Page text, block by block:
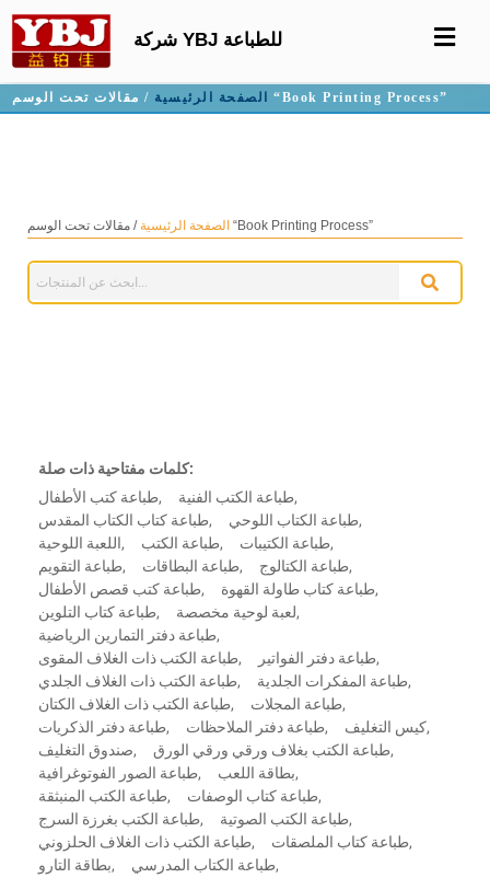
شركة YBJ للطباعة
الصفحة الرئيسية / مقالات تحت الوسم “Book Printing Process”
الصفحة الرئيسية / مقالات تحت الوسم “Book Printing Process”
كلمات مفتاحية ذات صلة:
طباعة كتب الأطفال, طباعة الكتب الفنية,
طباعة كتاب الكتاب المقدس, طباعة الكتاب اللوحي,
اللعبة اللوحية, طباعة الكتب, طباعة الكتيبات,
طباعة التقويم, طباعة البطاقات, طباعة الكتالوج,
طباعة كتب قصص الأطفال, طباعة كتاب طاولة القهوة,
طباعة كتاب التلوين, لعبة لوحية مخصصة,
طباعة دفتر التمارين الرياضية,
طباعة الكتب ذات الغلاف المقوى, طباعة دفتر الفواتير,
طباعة الكتب ذات الغلاف الجلدي, طباعة المفكرات الجلدية,
طباعة الكتب ذات الغلاف الكتان, طباعة المجلات,
طباعة دفتر الذكريات, طباعة دفتر الملاحظات, كيس التغليف,
صندوق التغليف, طباعة الكتب بغلاف ورقي ورقي الورق,
طباعة الصور الفوتوغرافية, بطاقة اللعب,
طباعة الكتب المنبثقة, طباعة كتاب الوصفات,
طباعة الكتب بغرزة السرج, طباعة الكتب الصوتية,
طباعة الكتب ذات الغلاف الحلزوني, طباعة كتاب الملصقات,
بطاقة التارو, طباعة الكتاب المدرسي,